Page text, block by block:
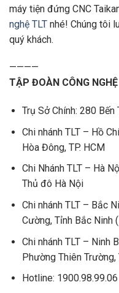
máy tiện đứng CNC
nghệ TLT nhé! Chúng tôi
quý khách.
————
TẬP ĐOÀN CÔNG
Trụ Sở Chính: 280 Bến
Chi nhánh TLT – Hồ
Hòa Đông, TP. HCM
Chi Nhánh TLT – Hà
Thủ đô Hà Nội
Chi nhánh TLT – Bắc
Cường, Tỉnh Bắc Ninh
Chi nhánh TLT – Ninh
Phường Thiên Trường,
Hotline: 1900.98.99.06